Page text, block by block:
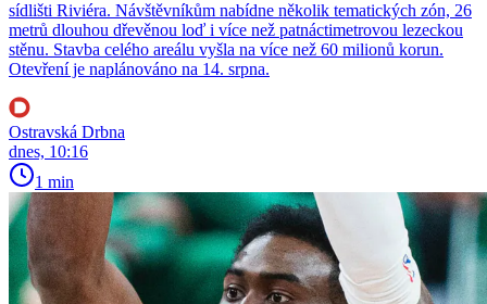
sídlišti Riviéra. Návštěvníkům nabídne několik tematických zón, 26
metrů dlouhou dřevěnou loď i více než patnáctimetrovou lezeckou
stěnu. Stavba celého areálu vyšla na více než 60 milionů korun.
Otevření je naplánováno na 14. srpna.
Ostravská Drbna
dnes, 10:16
1 min